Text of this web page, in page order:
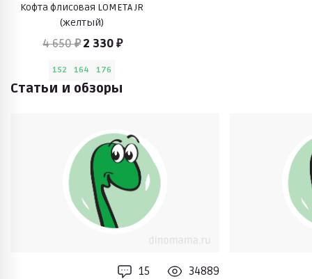
Кофта флисовая LOMETA JR
(желтый)
4 650 ₽ 2 330 ₽
152 164 176
Статьи и обзоры
15
34889